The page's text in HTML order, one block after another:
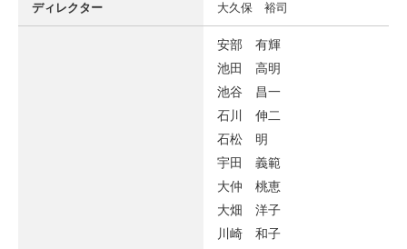
ディレクター 大久保 裕司
安部 有輝
池田 高明
池谷 昌一
石川 伸二
石松 明
宇田 義範
大仲 桃恵
大畑 洋子
川崎 和子